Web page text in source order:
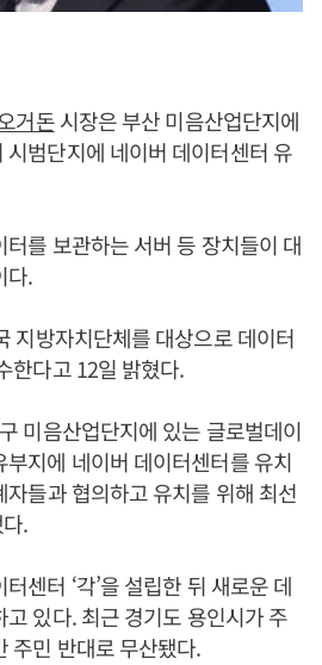
거돈시장은 부산 미음산업단지에
범단지에 네이버 데이터센터 유
를 보관하는 서버 등 장치들이 대
다.
지방자치단체를 대상으로 데이터
한다고 12일 밝혔다.
미음산업단지에 있는 글로벌데이
지에 네이버 데이터센터를 유치
들과 협의하고 유치를 위해 최선
.
센터 ‘각’을 설립한 뒤 새로운 데
있다. 최근 경기도 용인시가 주
주민 반대로 무산됐다.